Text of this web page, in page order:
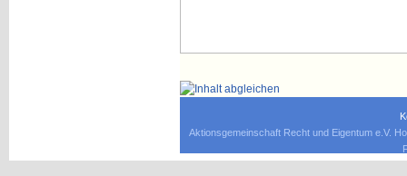
Aktionsgemeinschaft Recht und Eigentum e.V.